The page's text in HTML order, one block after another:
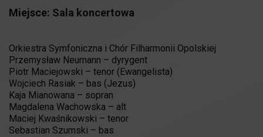
Miejsce: Sala koncertowa
Orkiestra Symfoniczna i Chór Filharmonii Opolskiej
Przemysław Neumann – dyrygent
Piotr Maciejowski – tenor (Ewangelista)
Wojciech Rasiak – bas (Jezus)
Kaja Mianowana – sopran
Magdalena Wachowska – alt
Maciej Kwaśnikowski – tenor
Sebastian Szumski – bas